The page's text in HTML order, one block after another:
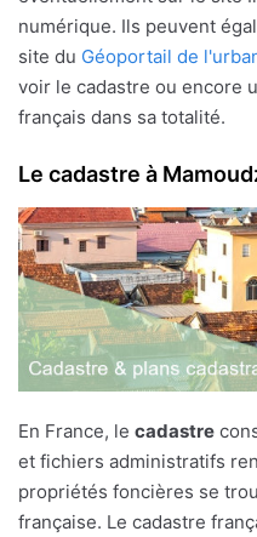
numérique. Ils peuvent
site du Géoportail de
voir le cadastre ou encore
français dans sa totalité.
Le cadastre à
En France, le cadastre
et fichiers administratifs
propriétés foncières se
française. Le cadastre